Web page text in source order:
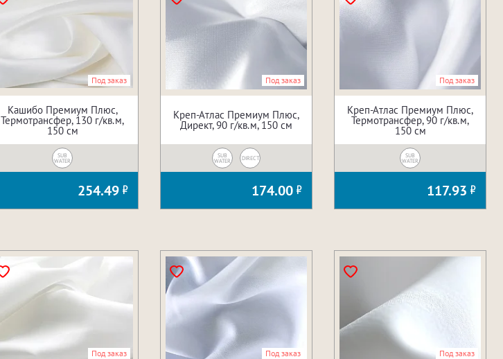
Под заказ
Кашибо Премиум Плюс,
Термотрансфер, 130 г/кв.м,
150 см
SUB
WATER
254.49
Под заказ
Креп-Атлас Премиум Плюс,
Директ, 90 г/кв.м, 150 см
SUB
WATER
DIRECT
174.00
Под заказ
Креп-Атлас Премиум Плюс,
Термотрансфер, 90 г/кв.м,
150 см
SUB
WATER
117.93
Под заказ Под заказ Под заказ